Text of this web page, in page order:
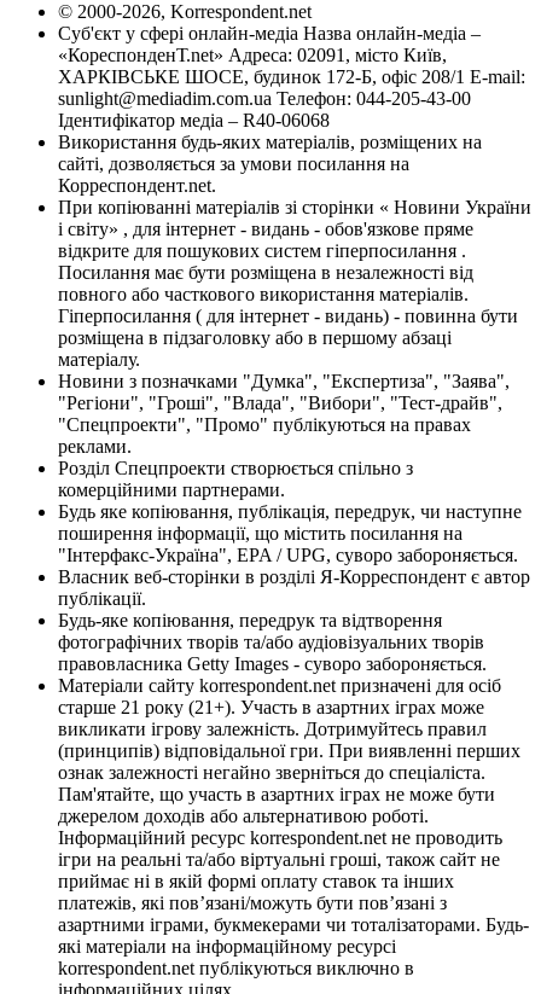
© 2000-2026, Korrespondent.net
Суб'єкт у сфері онлайн-медіа Назва онлайн-медіа –
«КореспонденТ.net» Адреса: 02091, місто Київ,
ХАРКІВСЬКЕ ШОСЕ, будинок 172-Б, офіс 208/1 E-mail:
sunlight@mediadim.com.ua Телефон: 044-205-43-00
Ідентифікатор медіа – R40-06068
Використання будь-яких матеріалів, розміщених на
сайті, дозволяється за умови посилання на
Корреспондент.net.
При копіюванні матеріалів зі сторінки « Новини України
і світу» , для інтернет - видань - обов'язкове пряме
відкрите для пошукових систем гіперпосилання .
Посилання має бути розміщена в незалежності від
повного або часткового використання матеріалів.
Гіперпосилання ( для інтернет - видань) - повинна бути
розміщена в підзаголовку або в першому абзаці
матеріалу.
Новини з позначками "Думка", "Експертиза", "Заява",
"Регіони", "Гроші", "Влада", "Вибори", "Тест-драйв",
"Спецпроекти", "Промо" публікуються на правах
реклами.
Розділ Спецпроекти створюється спільно з
комерційними партнерами.
Будь яке копіювання, публікація, передрук, чи наступне
поширення інформації, що містить посилання на
"Інтерфакс-Україна", EPA / UPG, суворо забороняється.
Власник веб-сторінки в розділі Я-Корреспондент є автор
публікації.
Будь-яке копіювання, передрук та відтворення
фотографічних творів та/або аудіовізуальних творів
правовласника Getty Images - суворо забороняється.
Матеріали сайту korrespondent.net призначені для осіб
старше 21 року (21+). Участь в азартних іграх може
викликати ігрову залежність. Дотримуйтесь правил
(принципів) відповідальної гри. При виявленні перших
ознак залежності негайно зверніться до спеціаліста.
Пам'ятайте, що участь в азартних іграх не може бути
джерелом доходів або альтернативою роботі.
Інформаційний ресурс korrespondent.net не проводить
ігри на реальні та/або віртуальні гроші, також сайт не
приймає ні в якій формі оплату ставок та інших
платежів, які пов’язані/можуть бути пов’язані з
азартними іграми, букмекерами чи тоталізаторами. Будь-
які матеріали на інформаційному ресурсі
korrespondent.net публікуються виключно в